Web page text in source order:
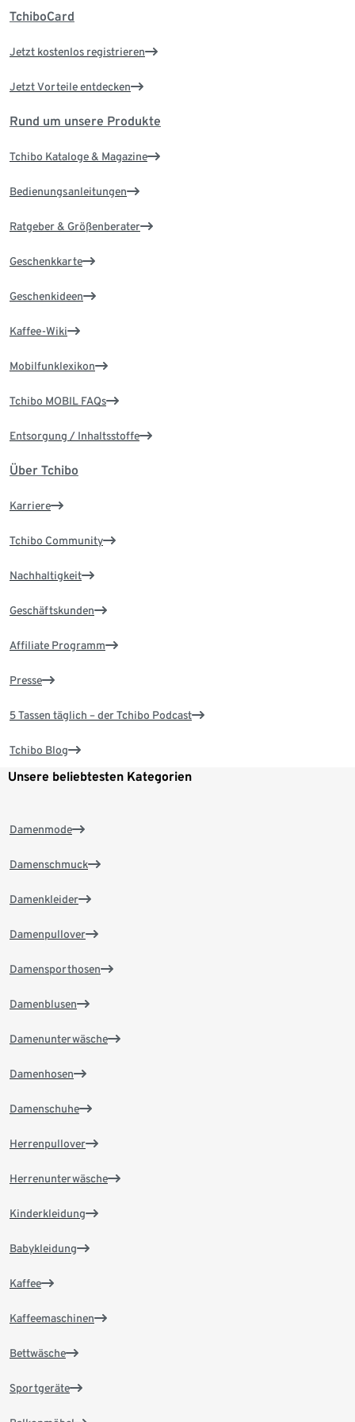
TchiboCard
Jetzt kostenlos registrieren
Jetzt Vorteile entdecken
Rund um unsere Produkte
Tchibo Kataloge & Magazine
Bedienungsanleitungen
Ratgeber & Größenberater
Geschenkkarte
Geschenkideen
Kaffee-Wiki
Mobilfunklexikon
Tchibo MOBIL FAQs
Entsorgung / Inhaltsstoffe
Über Tchibo
Karriere
Tchibo Community
Nachhaltigkeit
Geschäftskunden
Affiliate Programm
Presse
5 Tassen täglich – der Tchibo Podcast
Tchibo Blog
Unsere beliebtesten Kategorien
Damenmode
Damenschmuck
Damenkleider
Damenpullover
Damensporthosen
Damenblusen
Damenunterwäsche
Damenhosen
Damenschuhe
Herrenpullover
Herrenunterwäsche
Kinderkleidung
Babykleidung
Kaffee
Kaffeemaschinen
Bettwäsche
Sportgeräte